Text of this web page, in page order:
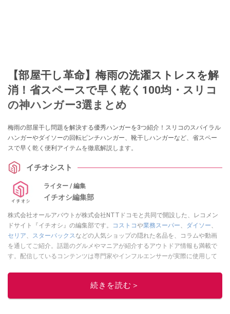
【部屋干し革命】梅雨の洗濯ストレスを解
消！省スペースで早く乾く100均・スリコ
の神ハンガー3選まとめ
梅雨の部屋干し問題を解決する優秀ハンガーを3つ紹介！スリコのスパイラル
ハンガーやダイソーの回転ピンチハンガー、靴干しハンガーなど、省スペー
スで早く乾く便利アイテムを徹底解説します。
イチオシスト
ライター / 編集
イチオシ編集部
株式会社オールアバウトが株式会社NTTドコモと共同で開設した、レコメン
ドサイト『イチオシ』の編集部です。
コストコや業務スーパー、 ダイソー、
セリア、 スターバックスなどの人気ショップの隠れた名品を、コラムや動画
を通してご紹介。話題のグルメやマニアが紹介するアウトドア情報も満載で
す。配信しているコンテンツは専門家やインフルエンサーが実際に使用して
ニュースでフォロー
続きを読む＞